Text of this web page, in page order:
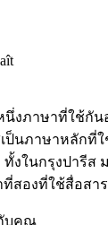
นึ่งภาษาที่ใช้กั
ป็นภาษาหลักที่
ทั้งในกรุงปารีส
ที่สองที่ใช้สื่อสา
บ​คุณ